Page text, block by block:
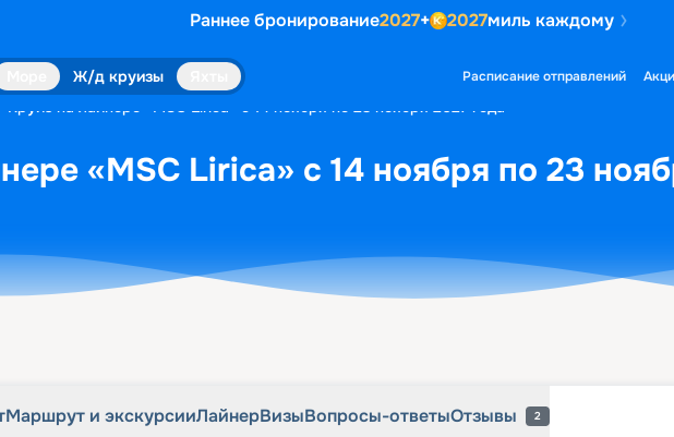
Раннее бронирование2027+ 2027миль каждому
Ж/д круизы Расписание отправлений
Круиз на лайнере «MSC Lirica» с 14 ноября по 23 ноября 2027 года
«MSC Lirica» с 14 ноября по 23
Маршрут и экскурсииЛайнерВизыВопросы-ответыОтзывы 2